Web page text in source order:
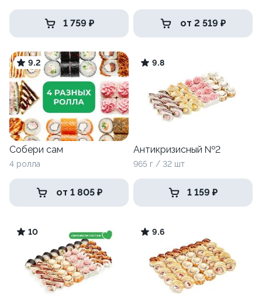
1 759 ₽ от 2 519 ₽
9.2
Собери сам
4 ролла
от 1 805 ₽
9.8
Антикризисный №2
965 г / 32 шт
1 159 ₽
10 9.6